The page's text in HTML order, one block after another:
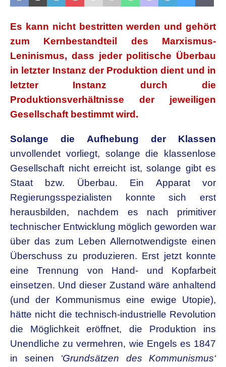
Es kann nicht bestritten werden und gehört
zum Kernbestandteil des Marxismus-
Leninismus, dass jeder politische Überbau
in letzter Instanz der Produktion dient und in
letzter Instanz durch die
Produktionsverhältnisse der jeweiligen
Gesellschaft bestimmt wird.
Solange die Aufhebung der Klassen
unvollendet vorliegt, solange die klassenlose
Gesellschaft nicht erreicht ist, solange gibt es
Staat bzw. Überbau. Ein Apparat vor
Regierungsspezialisten konnte sich erst
herausbilden, nachdem es nach primitiver
technischer Entwicklung möglich geworden war
über das zum Leben Allernotwendigste einen
Überschuss zu produzieren. Erst jetzt konnte
eine Trennung von Hand- und Kopfarbeit
einsetzen. Und dieser Zustand wäre anhaltend
(und der Kommunismus eine ewige Utopie),
hätte nicht die technisch-industrielle Revolution
die Möglichkeit eröffnet, die Produktion ins
Unendliche zu vermehren, wie Engels es 1847
in seinen ‘Grundsätzen des Kommunismus‘